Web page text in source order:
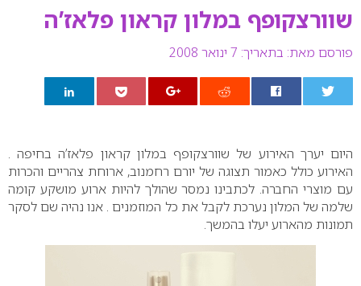
שוורצקופף במלון קראון פלאז’ה
פורסם מאת: בתאריך: 7 ינואר 2008
היום יערך האירוע של שוורצקופף במלון קראון פלאז’ה בחיפה .
האירוע כולל כאמור תצוגה של יורם רחמנוב, ארוחת צהריים והכרות
עם מוצרי החברה. לכתבינו נמסר שהולך להיות ארוע מושקע קומה
שלמה של המלון נערכת לקבל את כל המוזמנים . אנו נהיה שם לסקר
תמונות מהארוע יעלו בהמשך.